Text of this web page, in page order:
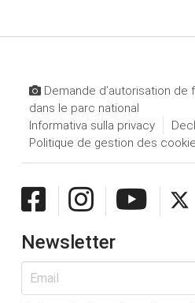
Demande d’autorisation de
dans le parc national
Informativa sulla privacy
Politique de gestion des
Newsletter